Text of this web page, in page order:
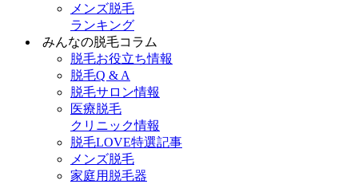
メンズ脱毛
ランキング
みんなの脱毛コラム
脱毛お役立ち情報
脱毛Q & A
脱毛サロン情報
医療脱毛
クリニック情報
脱毛LOVE特選記事
メンズ脱毛
家庭用脱毛器